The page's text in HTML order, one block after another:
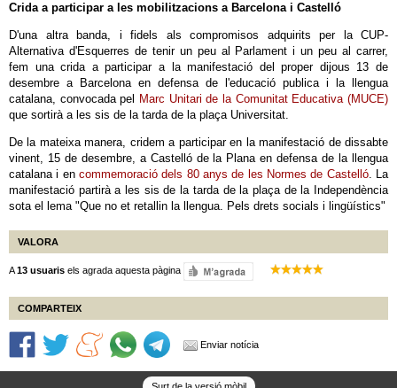
Crida a participar a les mobilitzacions a Barcelona i Castelló
D'una altra banda, i fidels als compromisos adquirits per la CUP-
Alternativa d'Esquerres de tenir un peu al Parlament i un peu al carrer,
fem una crida a participar a la manifestació del proper dijous 13 de
desembre a Barcelona en defensa de l'educació publica i la llengua
catalana, convocada pel
Marc Unitari de la Comunitat Educativa (MUCE)
que sortirà a les sis de la tarda de la plaça Universitat.
De la mateixa manera, cridem a participar en la manifestació de dissabte
vinent, 15 de desembre, a Castelló de la Plana en defensa de la llengua
catalana i en commemoració dels 80 anys de les Normes de Castelló. La
manifestació partirà a les sis de la tarda de la plaça de la Independència
sota el lema "Que no et retallin la llengua. Pels drets socials i lingüístics"
VALORA
A13 usuaris els agrada aquesta pàgina
COMPARTEIX
Enviar notícia